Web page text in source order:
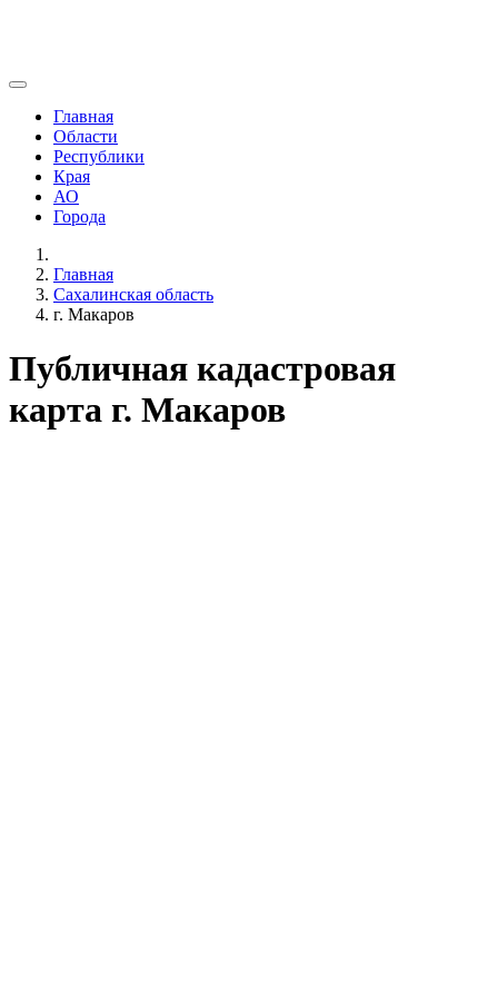
Главная
Области
Республики
Края
АО
Города
Главная
Сахалинская область
г. Макаров
Публичная кадастровая
карта г. Макаров